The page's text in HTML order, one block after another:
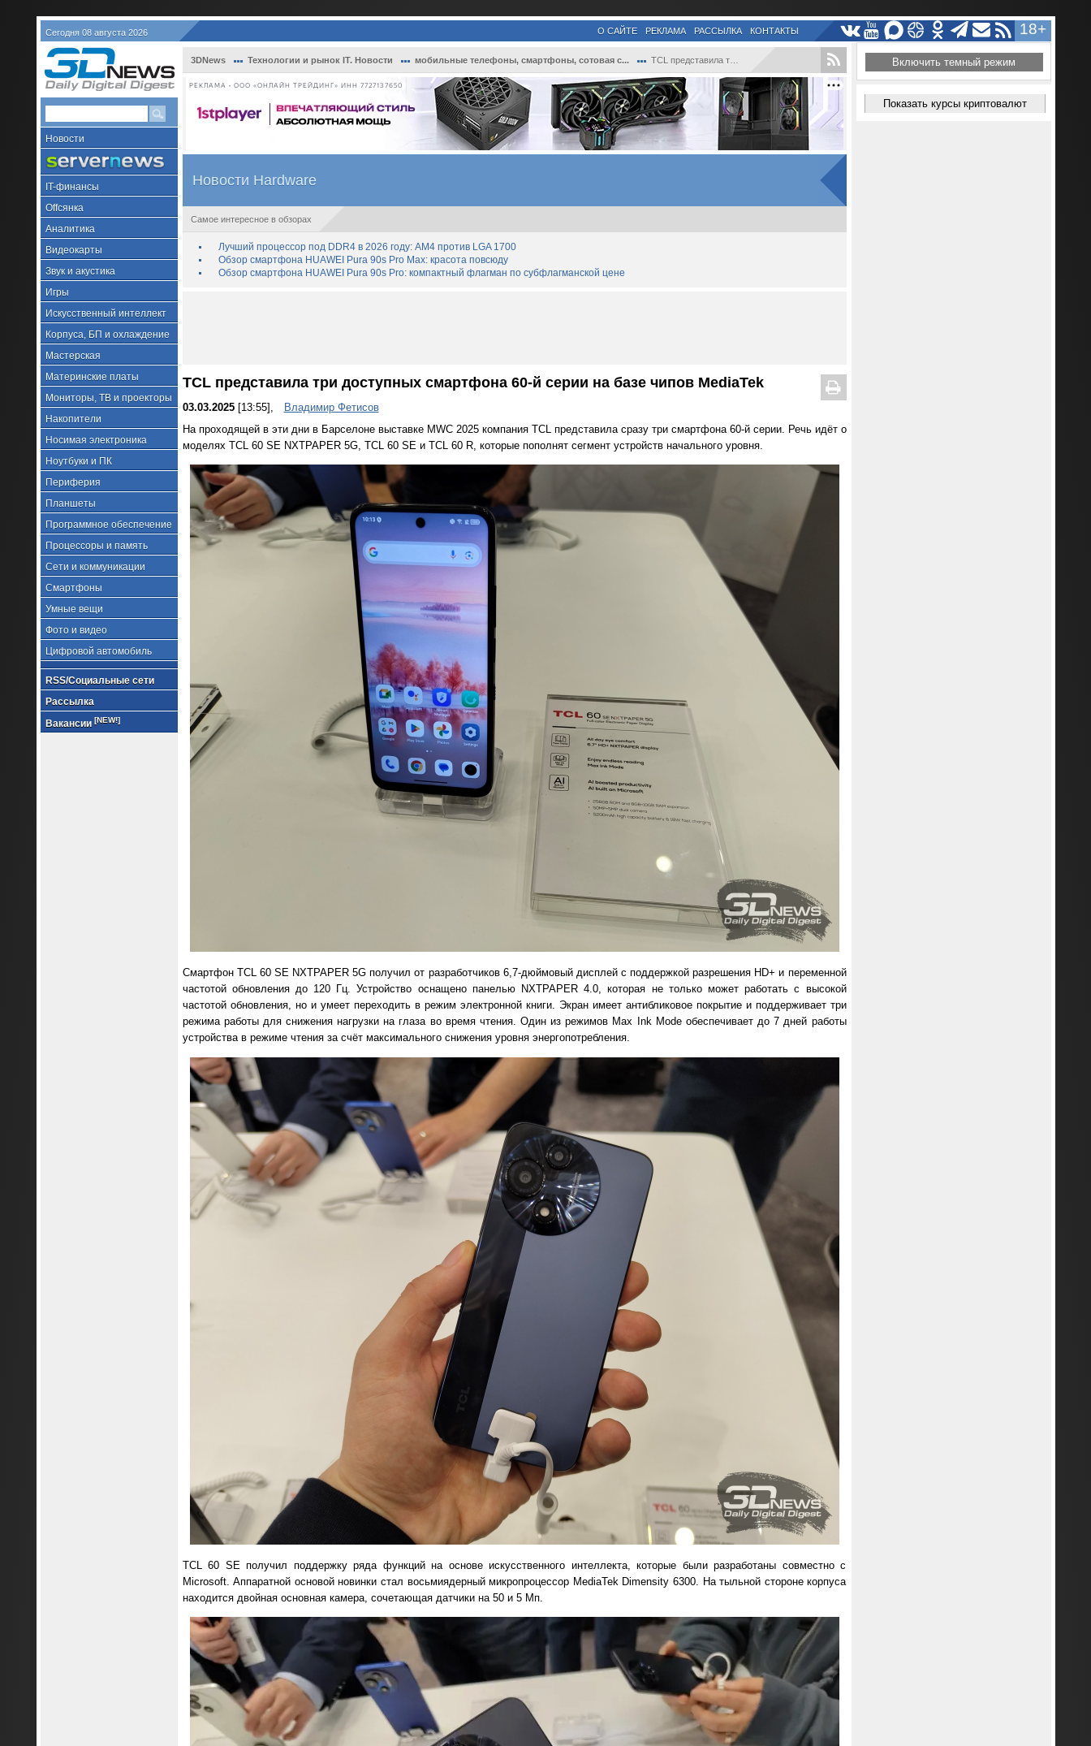
Сегодня 08 августа 2026 18+
О САЙТЕ РЕКЛАМА РАССЫЛКА КОНТАКТЫ
Новости
IT-финансы
Offсянка
Аналитика
Видеокарты
Звук и акустика
Игры
Искусственный интеллект
Корпуса, БП и охлаждение
Мастерская
Материнские платы
Мониторы, ТВ и проекторы
Накопители
Носимая электроника
Ноутбуки и ПК
Периферия
Планшеты
Программное обеспечение
Процессоры и память
Сети и коммуникации
Смартфоны
Умные вещи
Фото и видео
Цифровой автомобиль
RSS/Социальные сети
Рассылка
Вакансии [NEW!]
3DNews Технологии и рынок IT. Новости мобильные телефоны, смартфоны, сотовая с... TCL представила три доступных смартфона ...
РЕКЛАМА • ООО «ОНЛАЙН ТРЕЙДИНГ» ИНН 7727137650
Новости Hardware
Самое интересное в обзорах
Лучший процессор под DDR4 в 2026 году: AM4 против LGA 1700
Обзор смартфона HUAWEI Pura 90s Pro Max: красота повсюду
Обзор смартфона HUAWEI Pura 90s Pro: компактный флагман по субфлагманской цене
TCL представила три доступных смартфона 60-й серии на базе чипов MediaTek
03.03.2025[13:55],
Владимир Фетисов
На проходящей в эти дни в Барселоне выставке MWC 2025 компания TCL представила сразу три смартфона 60-й серии. Речь идёт о
моделях TCL 60 SE NXTPAPER 5G, TCL 60 SE и TCL 60 R, которые пополнят сегмент устройств начального уровня.
Смартфон TCL 60 SE NXTPAPER 5G получил от разработчиков 6,7-дюймовый дисплей с поддержкой разрешения HD+ и переменной
частотой обновления до 120 Гц. Устройство оснащено панелью NXTPAPER 4.0, которая не только может работать с высокой
частотой обновления, но и умеет переходить в режим электронной книги. Экран имеет антибликовое покрытие и поддерживает три
режима работы для снижения нагрузки на глаза во время чтения. Один из режимов Max Ink Mode обеспечивает до 7 дней работы
устройства в режиме чтения за счёт максимального снижения уровня энергопотребления.
TСL 60 SE получил поддержку ряда функций на основе искусственного интеллекта, которые были разработаны совместно с
Microsoft. Аппаратной основой новинки стал восьмиядерный микропроцессор MediaTek Dimensity 6300. На тыльной стороне корпуса
находится двойная основная камера, сочетающая датчики на 50 и 5 Мп.
Включить темный режим
Показать курсы криптовалют